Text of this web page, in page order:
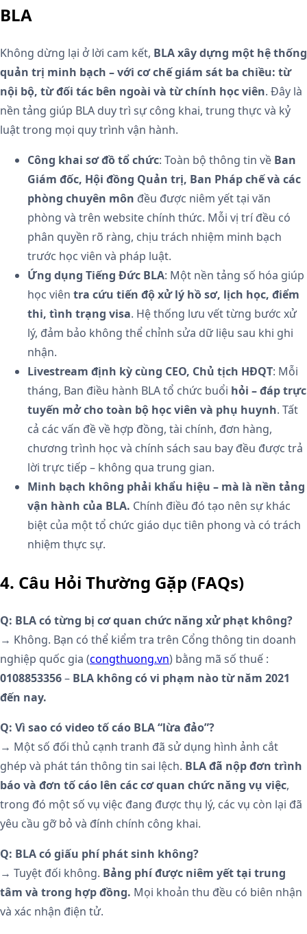
BLA
Không dừng lại ở lời cam kết, BLA xây dựng một hệ thống
quản trị minh bạch – với cơ chế giám sát ba chiều: từ
nội bộ, từ đối tác bên ngoài và từ chính học viên. Đây là
nền tảng giúp BLA duy trì sự công khai, trung thực và kỷ
luật trong mọi quy trình vận hành.
Công khai sơ đồ tổ chức: Toàn bộ thông tin về Ban
Giám đốc, Hội đồng Quản trị, Ban Pháp chế và các
phòng chuyên môn đều được niêm yết tại văn
phòng và trên website chính thức. Mỗi vị trí đều có
phân quyền rõ ràng, chịu trách nhiệm minh bạch
trước học viên và pháp luật.
Ứng dụng Tiếng Đức BLA: Một nền tảng số hóa giúp
học viên tra cứu tiến độ xử lý hồ sơ, lịch học, điểm
thi, tình trạng visa. Hệ thống lưu vết từng bước xử
lý, đảm bảo không thể chỉnh sửa dữ liệu sau khi ghi
nhận.
Livestream định kỳ cùng CEO, Chủ tịch HĐQT: Mỗi
tháng, Ban điều hành BLA tổ chức buổi hỏi – đáp trực
tuyến mở cho toàn bộ học viên và phụ huynh. Tất
cả các vấn đề về hợp đồng, tài chính, đơn hàng,
chương trình học và chính sách sau bay đều được trả
lời trực tiếp – không qua trung gian.
Minh bạch không phải khẩu hiệu – mà là nền tảng
vận hành của BLA. Chính điều đó tạo nên sự khác
biệt của một tổ chức giáo dục tiên phong và có trách
nhiệm thực sự.
4. Câu Hỏi Thường Gặp (FAQs)
Q: BLA có từng bị cơ quan chức năng xử phạt không?
→ Không. Bạn có thể kiểm tra trên Cổng thông tin doanh
nghiệp quốc gia (congthuong.vn) bằng mã số thuế :
0108853356– BLA không có vi phạm nào từ năm 2021
đến nay.
Q: Vì sao có video tố cáo BLA “lừa đảo”?
→ Một số đối thủ cạnh tranh đã sử dụng hình ảnh cắt
ghép và phát tán thông tin sai lệch. BLA đã nộp đơn trình
báo và đơn tố cáo lên các cơ quan chức năng vụ việc,
trong đó một số vụ việc đang được thụ lý, các vụ còn lại đã
yêu cầu gỡ bỏ và đính chính công khai.
Q: BLA có giấu phí phát sinh không?
→ Tuyệt đối không. Bảng phí được niêm yết tại trung
tâm và trong hợp đồng. Mọi khoản thu đều có biên nhận
và xác nhận điện tử.